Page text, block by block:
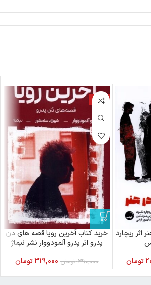
اثر ریچارد
تومان
-18%
خرید کتاب آخرین رویا قصه های دن
پدرو اثر پدرو آلمودووار نشر نیماژ
390,000 تومان 319,000تومان